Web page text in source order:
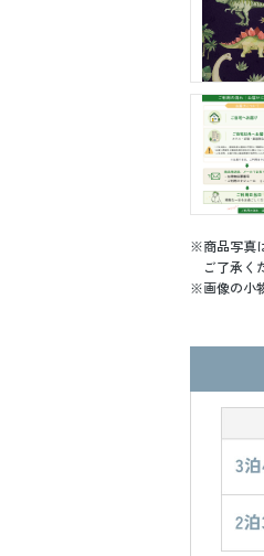
商品写真
ご了承く
画像の小